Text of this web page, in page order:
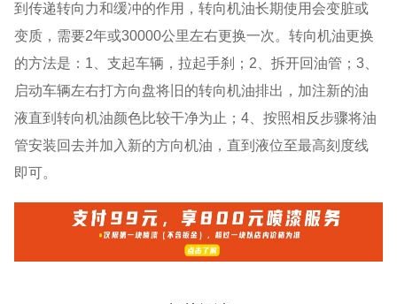
到传递转向力和缓冲的作用，转向机油长期使用会变脏或
变质，需要2年或30000公里左右更换一次。转向机油更换
的方法是：1、支起车辆，拉起手刹；2、拆开回油管；3、
启动车辆左右打方向盘将旧的转向机油排出，加注新的油
液直到转向机油颜色比较干净为止；4、按照相反步骤将油
管安装回去并加入新的方向机油，直到液位至最高刻度线
即可。